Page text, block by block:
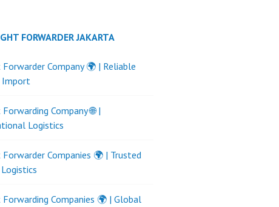
FORWARDER JAKARTA
Company 🌍 | Reliable
Import
Company 🌐 |
Logistics
Forwarder Companies 🌍 | Trusted
Forwarding Companies 🌍 | Global